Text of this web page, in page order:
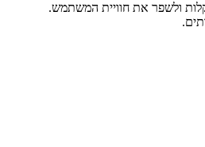
ולשפר את חוויית המשתמש.